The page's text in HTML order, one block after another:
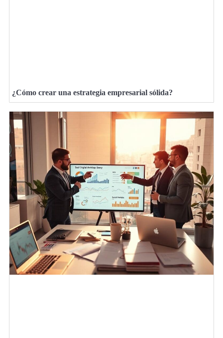
¿Cómo crear una estrategia empresarial sólida?